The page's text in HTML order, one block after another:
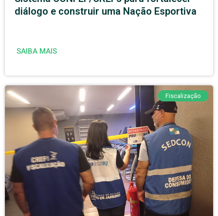
diálogo e construir uma Nação Esportiva
SAIBA MAIS
Fiscalização